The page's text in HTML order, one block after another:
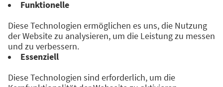
Pionier:innen. Für alle, die sich über digitale
Zukunftstrends informieren und mit
spannenden Vordenker:innen diskutieren
Rocketeers aus Politik, Wirtschaft und